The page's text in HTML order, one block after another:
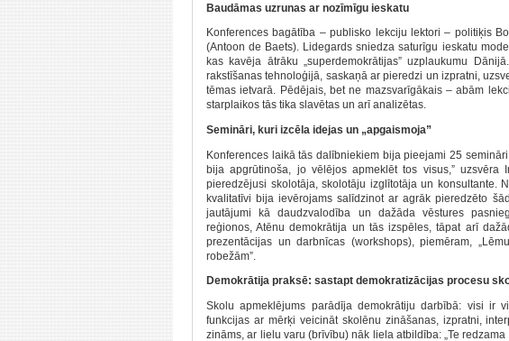
Baudāmas uzrunas ar nozīmīgu ieskatu
Konferences bagātība – publisko lekciju lektori – politiķis
(Antoon de Baets). Lidegards sniedza saturīgu ieskatu
kas kavēja ātrāku „superdemokrātijas” uzplaukumu
rakstīšanas tehnoloģijā, saskaņā ar pieredzi un izpratni,
tēmas ietvarā. Pēdējais, bet ne mazsvarīgākais – abām
starplaikos tās tika slavētas un arī analizētas.
Semināri, kuri izcēla idejas un „apgaismoja”
Konferences laikā tās dalībniekiem bija pieejami 25
bija apgrūtinoša, jo vēlējos apmeklēt tos visus,” uzsvēra
pieredzējusi skolotāja, skolotāju izglītotāja un konsultante.
kvalitatīvi bija ievērojams salīdzinot ar agrāk pieredzēto
jautājumi kā daudzvalodība un dažāda vēstures
reģionos, Atēnu demokrātija un tās izspēles, tāpat arī
prezentācijas un darbnīcas (workshops), piemēram,
robežām”.
Demokrātija praksē: sastapt demokratizācijas procesu
Skolu apmeklējums parādīja demokrātiju darbībā: visi ir
funkcijas ar mērķi veicināt skolēnu zināšanas, izpratni,
zināms, ar lielu varu (brīvību) nāk liela atbildība: „Te